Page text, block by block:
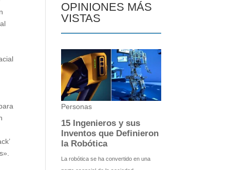
OPINIONES MÁS
VISTAS